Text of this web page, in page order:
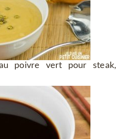
poivre vert pour steak,